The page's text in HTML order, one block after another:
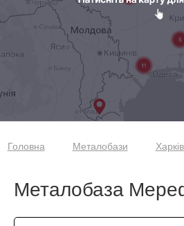
Головна Металобази
Металобаза